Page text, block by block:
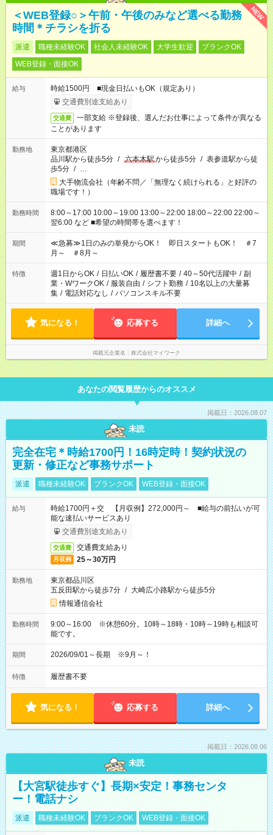
NEW
＜WEB登録○＞午前・午後のみなど選べる勤務
時間＊チラシを折る
派遣 職種未経験OK 社会人未経験OK 大学生歓迎
ブランクOK
WEB登録・面接OK
給与
時給1500円 ■現金日払いもOK（規定あり）
交通費別途支給あり
交通費
一部支給 ※登録後、選んだお仕事によって条件が異なる
ことがあります
勤務地
東京都港区
品川駅から徒歩5分 / 六本木駅から徒歩5分 / 表参道駅から徒
歩5分 / …
大手物流会社（年齢不問／「無理なく続けられる」と好評の
職場です！）
勤務時間
8:00～17:00 10:00～19:00 13:00～22:00 18:00～22:00 22:00～
翌6:00 など ■希望の時間帯を選べます！
期間
≪急募≫1日のみの単発からOK！ 即日スタートもOK！ ＃7
月～ ＃8月～
特徴 週1日からOK / 日払いOK / 履歴書不要 / 40～50代活躍中 / 副
業・WワークOK / 服装自由 / シフト勤務 / 10名以上の大量募
集 / 電話対応なし / パソコンスキル不要
気になる！ 応募する 詳細へ
掲載元企業名 株式会社マイワーク
あなたの閲覧履歴からのオススメ
掲載日：2026.08.07
未読
完全在宅＊時給1700円！16時定時！契約状況の
更新・修正など事務サポート
派遣 職種未経験OK ブランクOK WEB登録・面接OK
給与
時給1700円＋交 【月収例】272,000円～ ■給与の前払いが可
能な速払いサービスあり
交通費別途支給あり
交通費 交通費支給あり
月収例 25～30万円
勤務地
東京都品川区
五反田駅から徒歩7分 / 大崎広小路駅から徒歩5分
情報通信会社
勤務時間
9:00～16:00 ※休憩60分。10時～18時・10時～19時も相談可
能です。
期間 2026/09/01～長期 ※9月～！
特徴 履歴書不要
気になる！ 応募する 詳細へ
掲載日：2026.08.06
未読
【大宮駅徒歩すぐ】長期×安定！事務センタ
ー！電話ナシ
派遣 職種未経験OK ブランクOK WEB登録・面接OK